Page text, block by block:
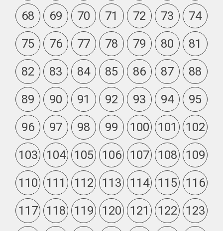
68
69 70 71 72 73
74
75
76 77 78 79 80
81
82
83 84 85 86 87
88
89
90 91 92 93 94
95
96
97 98 99 100 101
102
103
104 105 106 107 108
109
110
111 112 113 114 115
116
117
118 119 120 121 122
123